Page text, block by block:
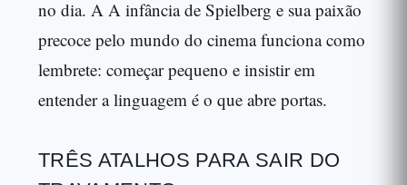
no dia. A A infância de Spielberg e sua paixão
precoce pelo mundo do cinema funciona como
lembrete: começar pequeno e insistir em
entender a linguagem é o que abre portas.
TRÊS ATALHOS PARA SAIR DO